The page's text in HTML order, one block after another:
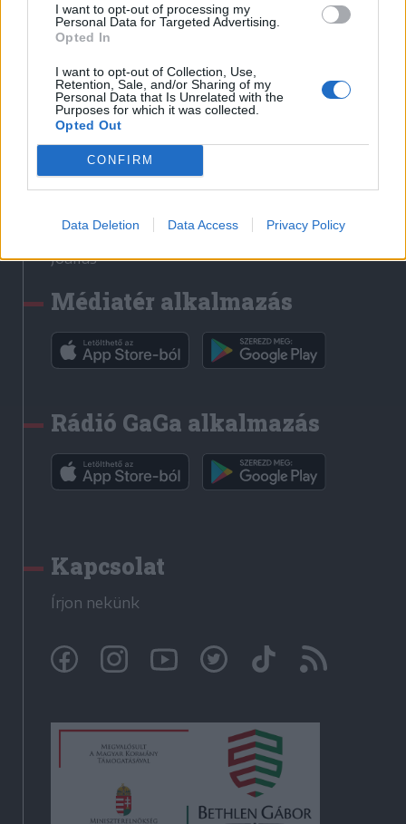
I want to opt-out of processing my
Personal Data for Targeted Advertising.
Opted In
I want to opt-out of Collection, Use,
Retention, Sale, and/or Sharing of my
Personal Data that Is Unrelated with the
Purposes for which it was collected.
Opted Out
CONFIRM
Data Deletion Data Access Privacy Policy
Médiatér
Liget
Krónika
Bihari Napló
Erdélyi Napló
Főtér
Rádió GaGa
Jóállás
Médiatér alkalmazás
Rádió GaGa alkalmazás
Kapcsolat
Írjon nekünk